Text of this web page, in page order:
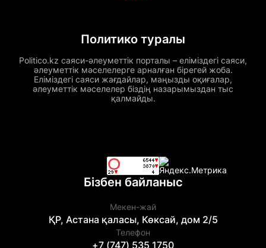
Политико туралы
Politico.kz саяси-әлеуметтік порталы – еліміздегі саяси,
әлеуметтік мәселелерге арналған бірегей жоба.
Еліміздегі саяси жағдайлар, маңызды оқиғалар,
әлеуметтік мәселелер біздің назарымыздан тыс
қалмайды.
Бізбен байланыс
Мекен-жай
ҚР, Астана қаласы, Көксай, дом 2/5
Телефон
+7 (747) 535 1750